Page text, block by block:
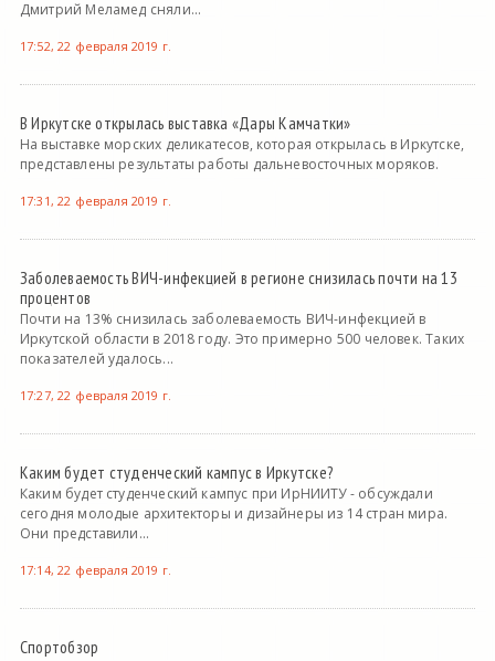
Дмитрий Меламед сняли...
17:52, 22 февраля 2019 г.
В Иркутске открылась выставка «Дары Камчатки»
На выставке морских деликатесов, которая открылась в Иркутске,
представлены результаты работы дальневосточных моряков.
17:31, 22 февраля 2019 г.
Заболеваемость ВИЧ-инфекцией в регионе снизилась почти на 13
процентов
Почти на 13% снизилась заболеваемость ВИЧ-инфекцией в
Иркутской области в 2018 году. Это примерно 500 человек. Таких
показателей удалось...
17:27, 22 февраля 2019 г.
Каким будет студенческий кампус в Иркутске?
Каким будет студенческий кампус при ИрНИИТУ - обсуждали
сегодня молодые архитекторы и дизайнеры из 14 стран мира.
Они представили...
17:14, 22 февраля 2019 г.
Спортобзор